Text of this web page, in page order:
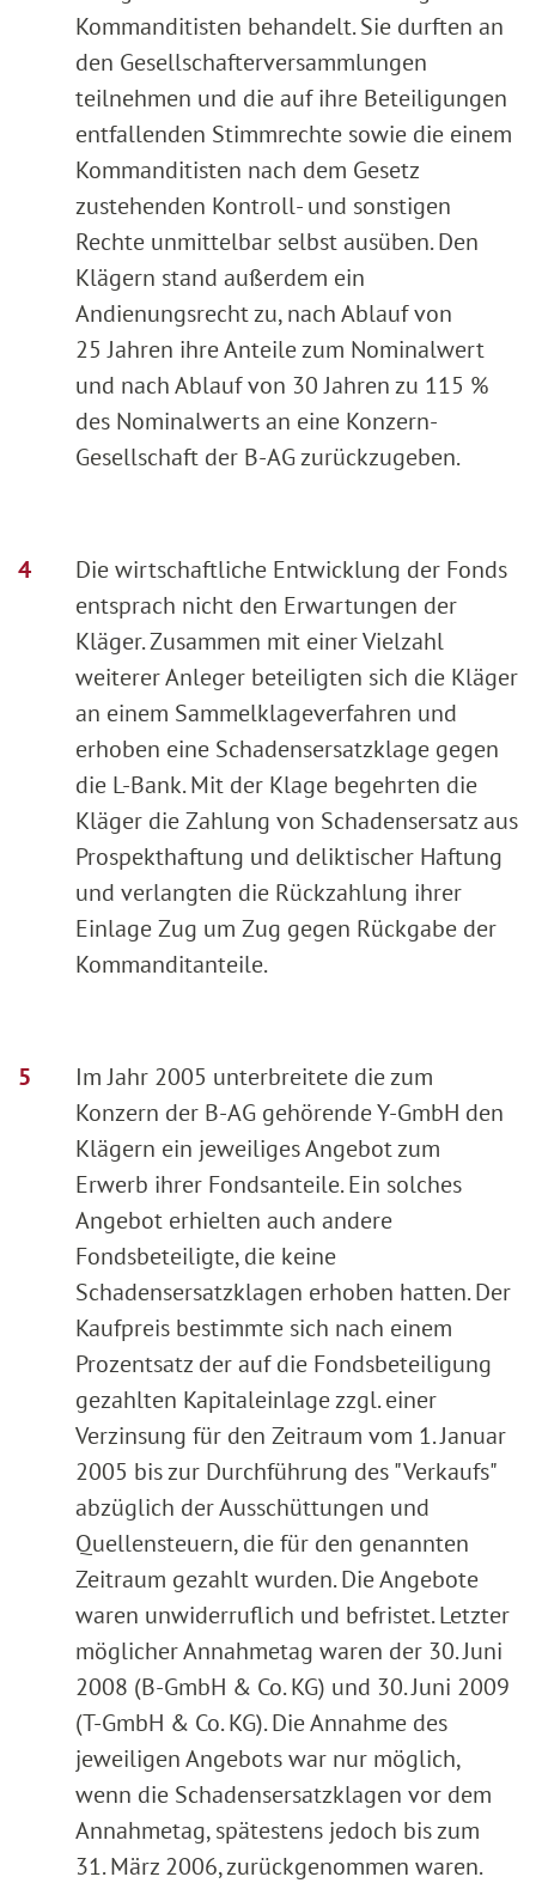
Kommanditisten behandelt. Sie durften an
den Gesellschafterversammlungen
teilnehmen und die auf ihre Beteiligungen
entfallenden Stimmrechte sowie die einem
Kommanditisten nach dem Gesetz
zustehenden Kontroll- und sonstigen
Rechte unmittelbar selbst ausüben. Den
Klägern stand außerdem ein
Andienungsrecht zu, nach Ablauf von
25 Jahren ihre Anteile zum Nominalwert
und nach Ablauf von 30 Jahren zu 115 %
des Nominalwerts an eine Konzern-
Gesellschaft der B-AG zurückzugeben.
Die wirtschaftliche Entwicklung der Fonds
entsprach nicht den Erwartungen der
Kläger. Zusammen mit einer Vielzahl
weiterer Anleger beteiligten sich die Kläger
an einem Sammelklageverfahren und
erhoben eine Schadensersatzklage gegen
die L-Bank. Mit der Klage begehrten die
Kläger die Zahlung von Schadensersatz aus
Prospekthaftung und deliktischer Haftung
und verlangten die Rückzahlung ihrer
Einlage Zug um Zug gegen Rückgabe der
Kommanditanteile.
Im Jahr 2005 unterbreitete die zum
Konzern der B-AG gehörende Y-GmbH den
Klägern ein jeweiliges Angebot zum
Erwerb ihrer Fondsanteile. Ein solches
Angebot erhielten auch andere
Fondsbeteiligte, die keine
Schadensersatzklagen erhoben hatten. Der
Kaufpreis bestimmte sich nach einem
Prozentsatz der auf die Fondsbeteiligung
gezahlten Kapitaleinlage zzgl. einer
Verzinsung für den Zeitraum vom 1. Januar
2005 bis zur Durchführung des "Verkaufs"
abzüglich der Ausschüttungen und
Quellensteuern, die für den genannten
Zeitraum gezahlt wurden. Die Angebote
waren unwiderruflich und befristet. Letzter
möglicher Annahmetag waren der 30. Juni
2008 (B-GmbH & Co. KG) und 30. Juni 2009
(T-GmbH & Co. KG). Die Annahme des
jeweiligen Angebots war nur möglich,
wenn die Schadensersatzklagen vor dem
Annahmetag, spätestens jedoch bis zum
31. März 2006, zurückgenommen waren.